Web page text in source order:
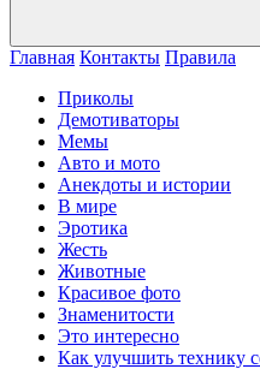
Главная Контакты Правила
Приколы
Демотиваторы
Мемы
Авто и мото
Анекдоты и истории
В мире
Эротика
Жесть
Животные
Красивое фото
Знаменитости
Это интересно
Как улучшить технику